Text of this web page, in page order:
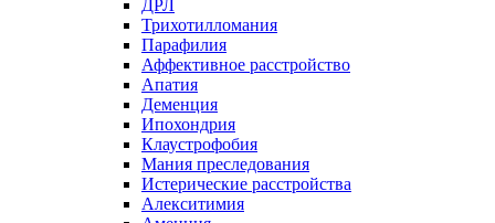
ДРЛ
Трихотилломания
Парафилия
Аффективное расстройство
Апатия
Деменция
Ипохондрия
Клаустрофобия
Мания преследования
Истерические расстройства
Алекситимия